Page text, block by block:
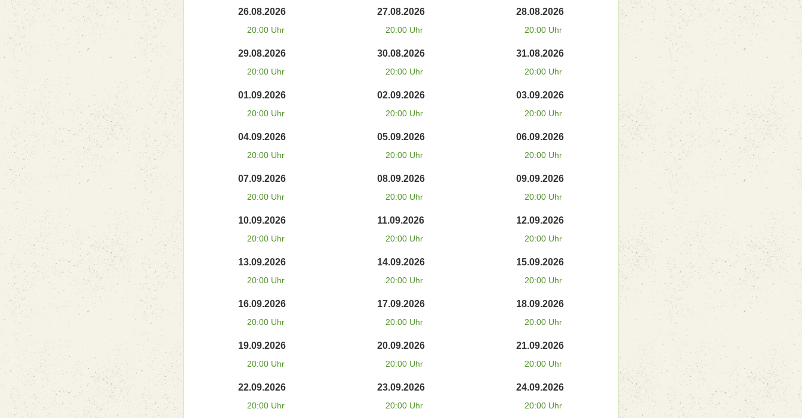
26.08.2026
20:00 Uhr
27.08.2026
20:00 Uhr
28.08.2026
20:00 Uhr
29.08.2026
20:00 Uhr
30.08.2026
20:00 Uhr
31.08.2026
20:00 Uhr
01.09.2026
20:00 Uhr
02.09.2026
20:00 Uhr
03.09.2026
20:00 Uhr
04.09.2026
20:00 Uhr
05.09.2026
20:00 Uhr
06.09.2026
20:00 Uhr
07.09.2026
20:00 Uhr
08.09.2026
20:00 Uhr
09.09.2026
20:00 Uhr
10.09.2026
20:00 Uhr
11.09.2026
20:00 Uhr
12.09.2026
20:00 Uhr
13.09.2026
20:00 Uhr
14.09.2026
20:00 Uhr
15.09.2026
20:00 Uhr
16.09.2026
20:00 Uhr
17.09.2026
20:00 Uhr
18.09.2026
20:00 Uhr
19.09.2026
20:00 Uhr
20.09.2026
20:00 Uhr
21.09.2026
20:00 Uhr
22.09.2026
20:00 Uhr
23.09.2026
20:00 Uhr
24.09.2026
20:00 Uhr